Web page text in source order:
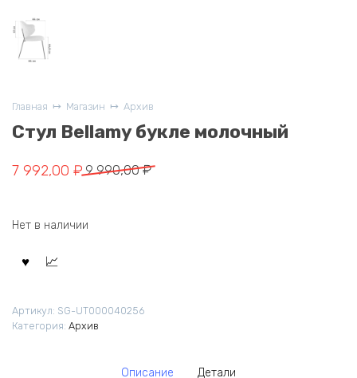
Главная Магазин Архив
Стул Bellamy букле молочный
9 990,00₽
Первоначальная
9
990,00 ₽.
7 992,00 ₽
Текущая
992,00 ₽.
Нет в наличии
Артикул: SG-UT000040256
Категория: Архив
Описание Детали